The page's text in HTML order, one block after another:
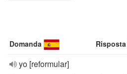
Domanda Risposta
yo [reformular]